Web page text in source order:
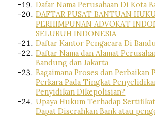
Dafar Nama Perusahaan Di Kota
DAFTAR PUSAT BANTUAN
PERHIMPUNAN ADVOKAT
SELURUH INDONESIA
Daftar Kantor Pengacara Di
Daftar Nama dan Alamat
Bandung dan Jakarta
Bagaimana Proses dan Perbaikan
Perkara Pada Tingkat
Penyidikan Dikepolisian?
Upaya Hukum Terhadap
Dapat Diserahkan Bank atau